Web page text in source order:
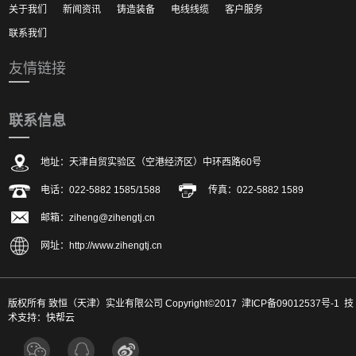
关于我们 新闻资讯 铸造装备 电线线缆 客户服务
联系我们
友情链接
联系信息
地址：天津自贸实验区（空港经济区）中环西路60号
电话：022-5882 1585/1588 传真：022-5882 1589
邮箱：ziheng@zihengtj.cn
网址：http://www.zihengtj.cn
版权所有 致恒（天津）实业有限公司 Copyright©2017 津ICP备09012537号-1 技
术支持： 快帮云